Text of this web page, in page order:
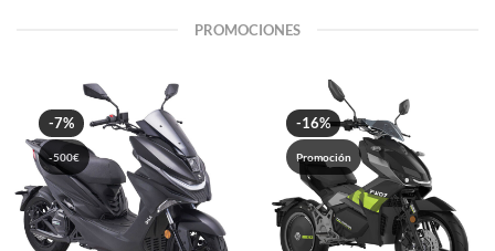
PROMOCIONES
-7%
-500€
-16%
Promoción